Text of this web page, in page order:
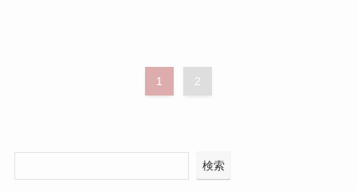
1 2
検索